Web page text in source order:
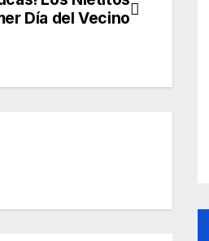
Día del Vecino